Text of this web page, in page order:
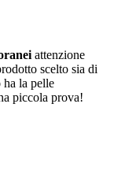
attenzione
scelto sia di
ha la pelle
piccola prova!